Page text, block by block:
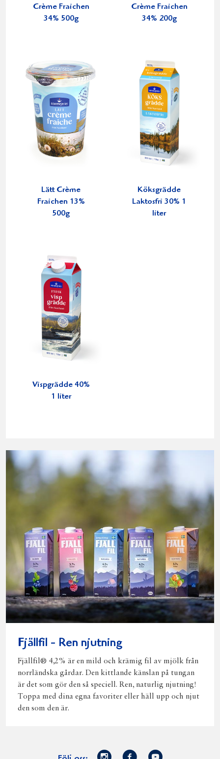
Crème Fraichen
34% 500g
Crème Fraichen
34% 200g
Lätt Crème
Fraichen 13%
500g
Köksgrädde
Laktosfri 30% 1
liter
Vispgrädde 40%
1 liter
Fjällfil - Ren njutning
Fjällfil® 4,2% är en mild och krämig fil av mjölk från
norrländska gårdar. Den kittlande känslan på tungan
är det som gör den så speciell. Ren, naturlig njutning!
Toppa med dina egna favoriter eller häll upp och njut
den som den är.